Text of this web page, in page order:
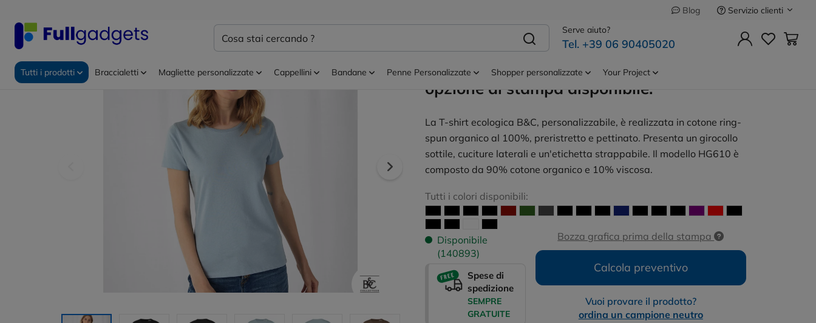
Blog
Servizio clienti
Serve aiuto?
Tel. +39 06 90405020
Tutti i prodotti Braccialetti Magliette personalizzate Cappellini Bandane Penne Personalizzate Shopper personalizzate Your Project
Precedente Successivo
Green
Organic E150 W 100% Cot
Personalizzabile |B&C con
opzione di stampa disponibile.
BCTW02B
La T-shirt ecologica B&C, personalizzabile, è realizzata in cotone ring-
spun organico al 100%, preristretto e pettinato. Presenta un girocollo
sottile, cuciture laterali e un'etichetta strappabile. Il modello HG610 è
composto da 90% cotone organico e 10% viscosa.
Tutti i colori disponibili:
Disponibile
(140893)
Spese di
spedizione
SEMPRE
GRATUITE
Bozza grafica prima della stampa
Calcola preventivo
Vuoi provare il prodotto?
ordina un campione neutro